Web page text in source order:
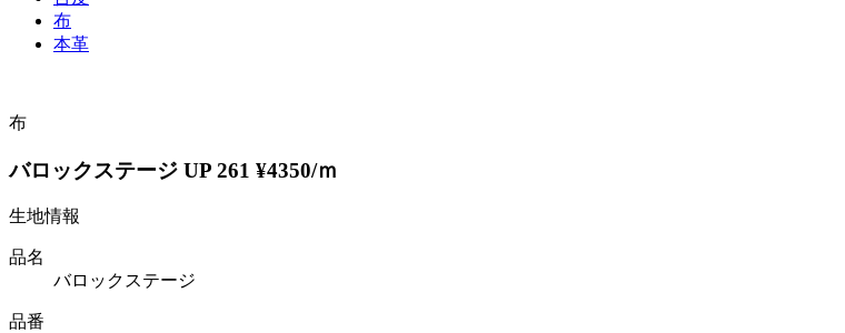
布
本革
布
バロックステージ UP 261 ¥4350/ｍ
生地情報
品名
バロックステージ
品番